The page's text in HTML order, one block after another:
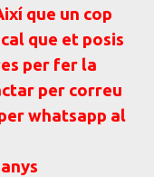
que un cop
que et posis
per fer la
per correu
whatsapp al